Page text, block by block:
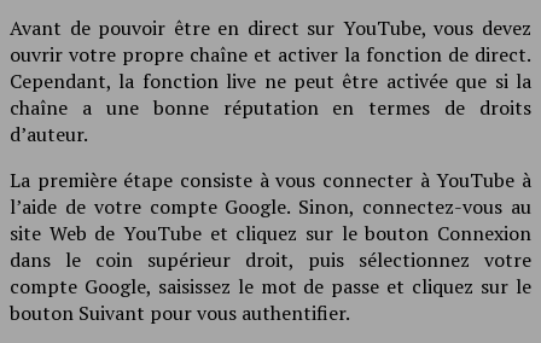
Avant de pouvoir être en direct sur YouTube, vous devez
ouvrir votre propre chaîne et activer la fonction de direct.
Cependant, la fonction live ne peut être activée que si la
chaîne a une bonne réputation en termes de droits
d’auteur.
La première étape consiste à vous connecter à YouTube à
l’aide de votre compte Google. Sinon, connectez-vous au
site Web de YouTube et cliquez sur le bouton Connexion
dans le coin supérieur droit, puis sélectionnez votre
compte Google, saisissez le mot de passe et cliquez sur le
bouton Suivant pour vous authentifier.